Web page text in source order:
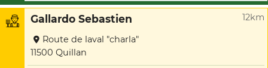
Gallardo Sebastien 12km
Route de laval "charla"
11500 Quillan